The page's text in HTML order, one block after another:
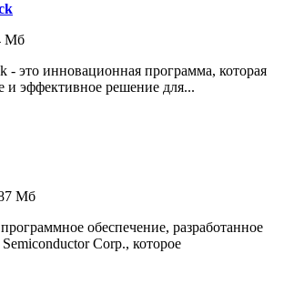
Мб
- это инновационная программа, которая
и эффективное решение для...
Мб
обеспечение, разработанное
Corp., которое